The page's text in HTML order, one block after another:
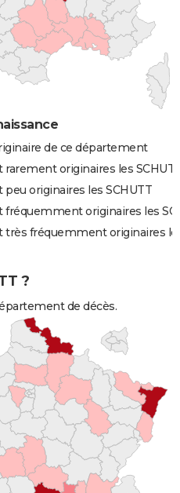
de ce département
originaires les
originaires les SCHUTT
originaires les
fréquemment originaires
?
de décès.